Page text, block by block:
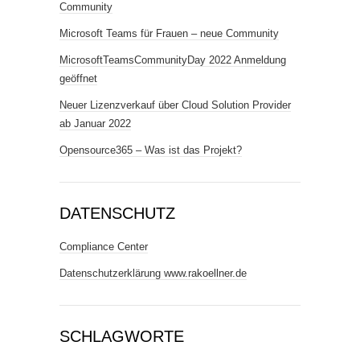
Community
Microsoft Teams für Frauen – neue Community
MicrosoftTeamsCommunityDay 2022 Anmeldung
geöffnet
Neuer Lizenzverkauf über Cloud Solution Provider
ab Januar 2022
Opensource365 – Was ist das Projekt?
DATENSCHUTZ
Compliance Center
Datenschutzerklärung www.rakoellner.de
SCHLAGWORTE